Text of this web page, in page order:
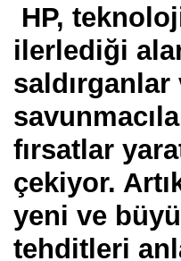
HP,
ilerlediği
saldırganlar
fırsatlar
çekiyor.
yeni ve
tehditleri